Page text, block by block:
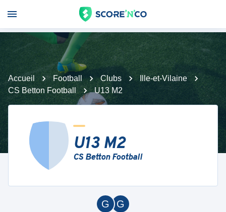
Accueil Football Clubs
Ille-et-Vilaine
CS Betton Football
U13 M2
U13 M2
CS Betton Football
G
G